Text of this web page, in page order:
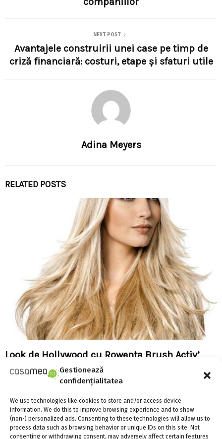
Gestionează
confidențialitatea
We use technologies like cookies to store and/or access device
information. We do this to improve browsing experience and to show
(non-) personalized ads. Consenting to these technologies will allow us to
process data such as browsing behavior or unique IDs on this site. Not
consenting or withdrawing consent, may adversely affect certain features
NEXT POST
Avantajele construirii unei case pe timp de
criză financiară: costuri, etape şi sfaturi utile
Adina Meyers
RELATED POSTS
Look de Hollywood cu Rowenta Brush Activ’
Volume & Shine